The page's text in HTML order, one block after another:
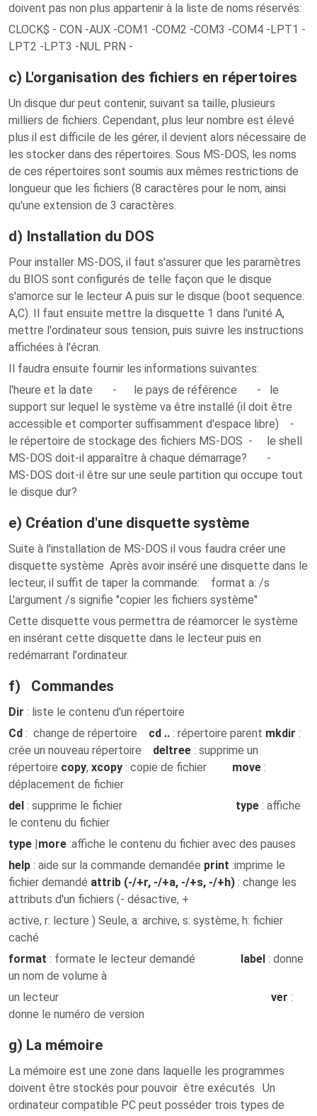
doivent pas non plus appartenir à la liste de noms réservés:
CLOCK$ - CON -AUX -COM1 -COM2 -COM3 -COM4 -LPT1 -
LPT2 -LPT3 -NUL PRN -
c) L'organisation des fichiers en répertoires
Un disque dur peut contenir, suivant sa taille, plusieurs
milliers de fichiers. Cependant, plus leur nombre est élevé
plus il est difficile de les gérer, il devient alors nécessaire de
les stocker dans des répertoires. Sous MS-DOS, les noms
de ces répertoires sont soumis aux mêmes restrictions de
longueur que les fichiers (8 caractères pour le nom, ainsi
qu'une extension de 3 caractères.
d) Installation du DOS
Pour installer MS-DOS, il faut s'assurer que les paramètres
du BIOS sont configurés de telle façon que le disque
s'amorce sur le lecteur A puis sur le disque (boot sequence:
A,C). Il faut ensuite mettre la disquette 1 dans l'unité A,
mettre l'ordinateur sous tension, puis suivre les instructions
affichées à l'écran.
Il faudra ensuite fournir les informations suivantes:
l'heure et la date - le pays de référence - le
support sur lequel le système va être installé (il doit être
accessible et comporter suffisamment d'espace libre) -
le répertoire de stockage des fichiers MS-DOS - le shell
MS-DOS doit-il apparaître à chaque démarrage? -
MS-DOS doit-il être sur une seule partition qui occupe tout
le disque dur?
e) Création d'une disquette système
Suite à l'installation de MS-DOS il vous faudra créer une
disquette système Après avoir inséré une disquette dans le
lecteur, il suffit de taper la commande: format a: /s
L'argument /s signifie "copier les fichiers système"
Cette disquette vous permettra de réamorcer le système
en insérant cette disquette dans le lecteur puis en
redémarrant l'ordinateur.
f) Commandes
Dir : liste le contenu d'un répertoire
Cd : change de répertoire cd .. : répertoire parent mkdir :
crée un nouveau répertoire deltree : supprime un
répertoire copy, xcopy : copie de fichier move :
déplacement de fichier
del : supprime le fichier type : affiche
le contenu du fichier
type |more :affiche le contenu du fichier avec des pauses
help : aide sur la commande demandée print :imprime le
fichier demandé attrib (-/+r, -/+a, -/+s, -/+h) : change les
attributs d'un fichiers (- désactive, +
active, r: lecture ) Seule, a: archive, s: système, h: fichier
caché
format : formate le lecteur demandé label : donne
un nom de volume à
un lecteur ver :
donne le numéro de version
g) La mémoire
La mémoire est une zone dans laquelle les programmes
doivent être stockés pour pouvoir être exécutés. Un
ordinateur compatible PC peut posséder trois types de